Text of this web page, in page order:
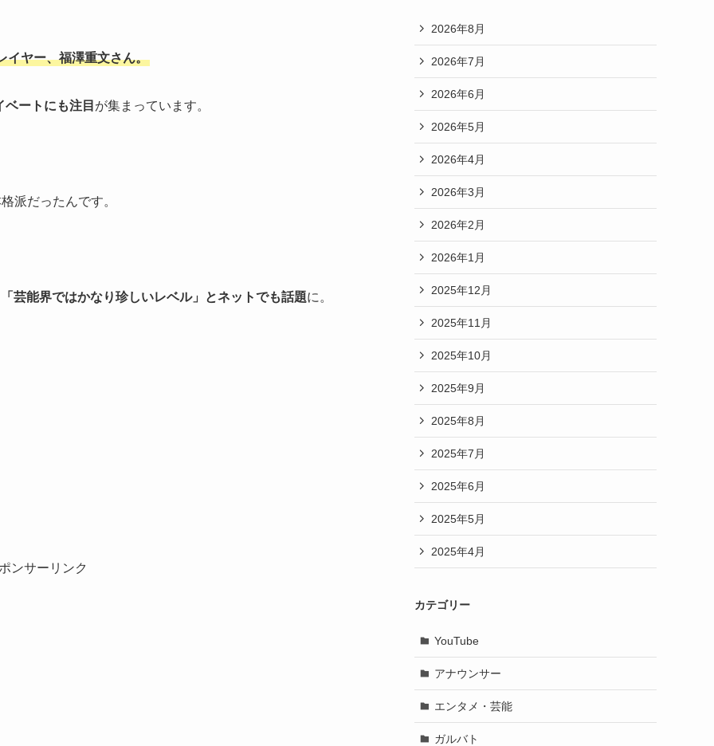
イヤー、福澤重文さん。
ートにも注目 が集まっています。
派だったんです。
芸能界ではかなり珍しいレベル」とネットでも話題に。
ンサーリンク
2026年8月
2026年7月
2026年6月
2026年5月
2026年4月
2026年3月
2026年2月
2026年1月
2025年12月
2025年11月
2025年10月
2025年9月
2025年8月
2025年7月
2025年6月
2025年5月
2025年4月
カテゴリー
YouTube
アナウンサー
エンタメ・芸能
ガルバト